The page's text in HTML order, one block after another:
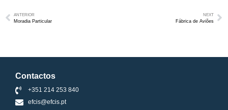
ANTERIOR
Moradia Particular
NEXT
Fábrica de Aviões
Contactos
+351 214 253 840
efcis@efcis.pt